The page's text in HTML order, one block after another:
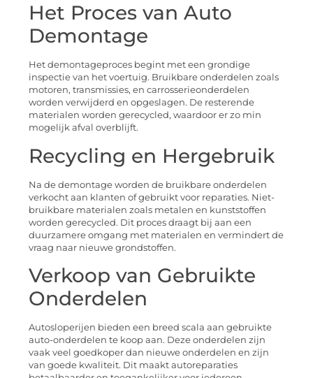
Het Proces van Auto
Demontage
Het demontageproces begint met een grondige
inspectie van het voertuig. Bruikbare onderdelen zoals
motoren, transmissies, en carrosserieonderdelen
worden verwijderd en opgeslagen. De resterende
materialen worden gerecycled, waardoor er zo min
mogelijk afval overblijft.
Recycling en Hergebruik
Na de demontage worden de bruikbare onderdelen
verkocht aan klanten of gebruikt voor reparaties. Niet-
bruikbare materialen zoals metalen en kunststoffen
worden gerecycled. Dit proces draagt bij aan een
duurzamere omgang met materialen en vermindert de
vraag naar nieuwe grondstoffen.
Verkoop van Gebruikte
Onderdelen
Autosloperijen bieden een breed scala aan gebruikte
auto-onderdelen te koop aan. Deze onderdelen zijn
vaak veel goedkoper dan nieuwe onderdelen en zijn
van goede kwaliteit. Dit maakt autoreparaties